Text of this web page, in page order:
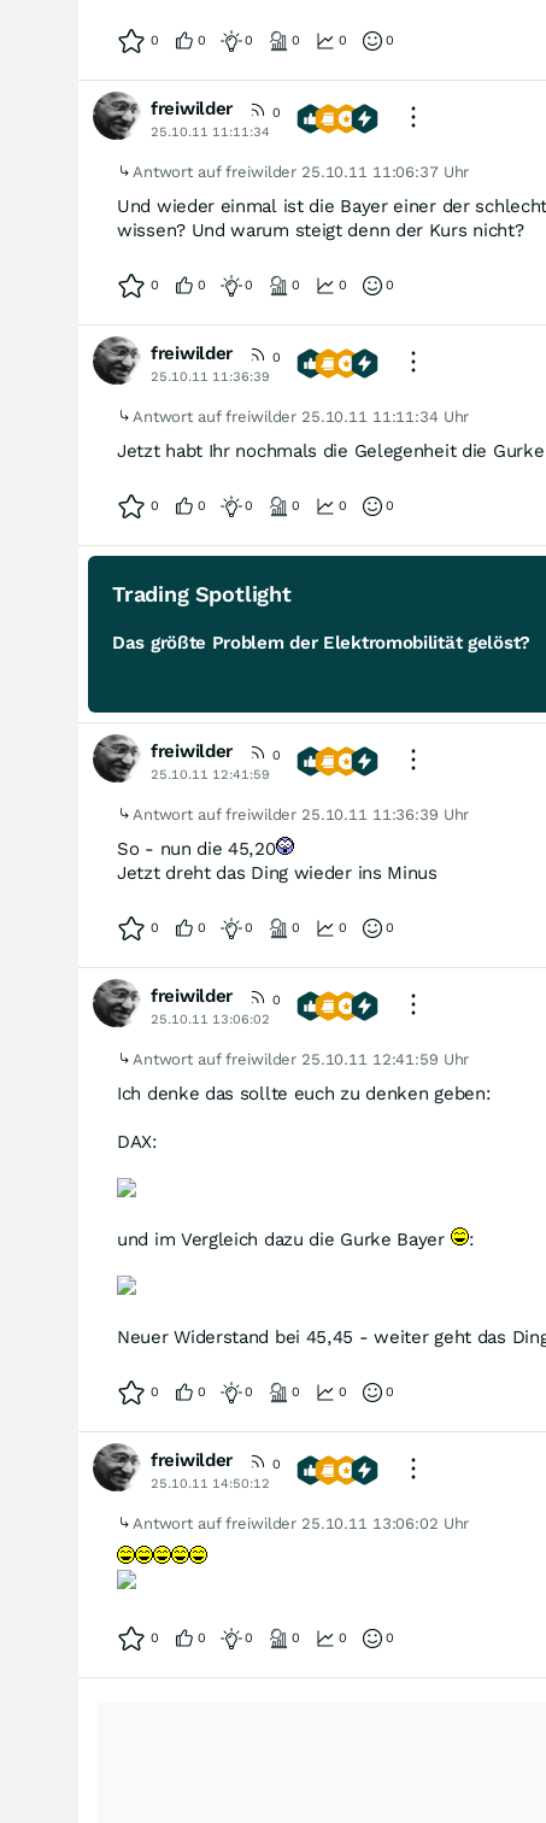
0 0 0 0 0 0
freiwilder
0
25.10.11 11:11:34
Antwort auf freiwilder 25.10.11 11:06:37 Uhr
Und wieder einmal ist die Bayer einer der
wissen? Und warum steigt denn der Kurs nicht?
0 0 0 0 0 0
freiwilder
0
25.10.11 11:36:39
Antwort auf freiwilder 25.10.11 11:11:34 Uhr
Jetzt habt Ihr nochmals die Gelegenheit die
0 0 0 0 0 0
Trading Spotlight
Das größte Problem der Elektromobilität gelöst?
freiwilder
0
25.10.11 12:41:59
Antwort auf freiwilder 25.10.11 11:36:39 Uhr
So - nun die 45,20
Jetzt dreht das Ding wieder ins Minus
0 0 0 0 0 0
freiwilder
0
25.10.11 13:06:02
Antwort auf freiwilder 25.10.11 12:41:59 Uhr
Ich denke das sollte euch zu denken geben:
DAX:
und im Vergleich dazu die Gurke Bayer :
Neuer Widerstand bei 45,45 - weiter geht das
0 0 0 0 0 0
freiwilder
0
25.10.11 14:50:12
Antwort auf freiwilder 25.10.11 13:06:02 Uhr
0 0 0 0 0 0